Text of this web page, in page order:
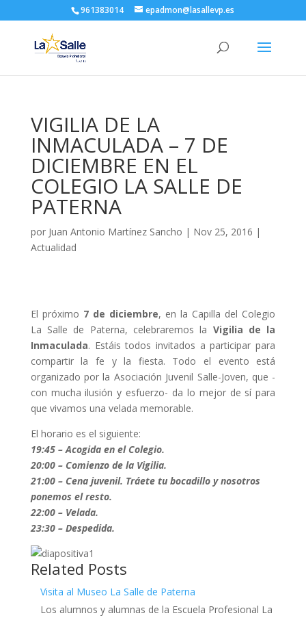
961383014 epadmon@lasallevp.es
VIGILIA DE LA
INMACULADA – 7 DE
DICIEMBRE EN EL
COLEGIO LA SALLE DE
PATERNA
por Juan Antonio Martínez Sancho | Nov 25, 2016 |
Actualidad
El próximo 7 de diciembre, en la Capilla del Colegio
La Salle de Paterna, celebraremos la Vigilia de la
Inmaculada. Estáis todos invitados a participar para
compartir la fe y la fiesta. Todo el evento está
organizado por la Asociación Juvenil Salle-Joven, que -
con mucha ilusión y esfuerzo- da lo mejor de sí para
que vivamos una velada memorable.
El horario es el siguiente:
19:45 – Acogida en el Colegio.
20:00 – Comienzo de la Vigilia.
21:00 – Cena juvenil. Tráete tu bocadillo y nosotros
ponemos el resto.
22:00 – Velada.
23:30 – Despedida.
Related Posts
Visita al Museo La Salle de Paterna
Los alumnos y alumnas de la Escuela Profesional La